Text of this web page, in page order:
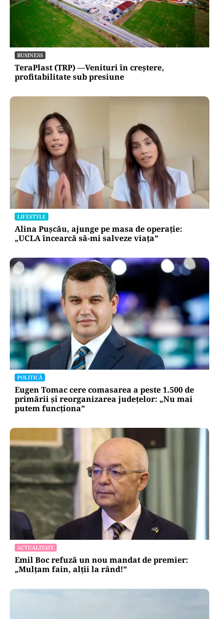
BUSINESS
TeraPlast (TRP) —Venituri în creștere,
profitabilitate sub presiune
LIFESTYLE
Alina Pușcău, ajunge pe masa de operație:
„UCLA încearcă să-mi salveze viața”
POLITICĂ
Eugen Tomac cere comasarea a peste 1.500 de
primării și reorganizarea județelor: „Nu mai
putem funcționa”
ACTUALITATE
Emil Boc refuză un nou mandat de premier:
„Mulțam fain, alții la rând!”